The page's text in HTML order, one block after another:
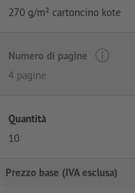
270 g/m² cartoncino kote
Numero di pagine
4 pagine
Quantità
10
Prezzo base (IVA esclusa)